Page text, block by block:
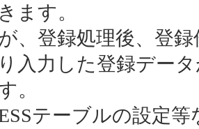
ます。
、登録処理後、登
入力した登録デー
。
テーブルの設定